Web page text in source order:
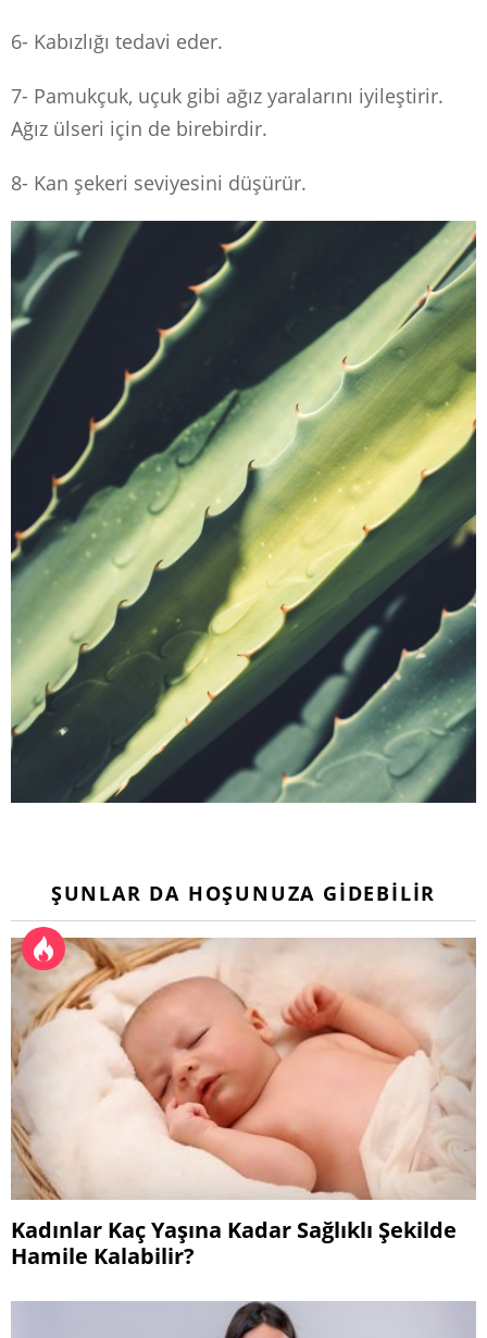
6- Kabızlığı tedavi eder.
7- Pamukçuk, uçuk gibi ağız yaralarını iyileştirir.
Ağız ülseri için de birebirdir.
8- Kan şekeri seviyesini düşürür.
ŞUNLAR DA HOŞUNUZA GIDEBILIR
Kadınlar Kaç Yaşına Kadar Sağlıklı Şekilde
Hamile Kalabilir?